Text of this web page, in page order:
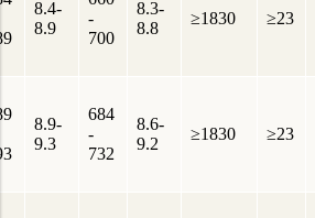
8.4-
8.9
-
700
8.3-
8.8
≥1830 ≥23
8.9-
9.3
684
-
732
8.6-
9.2
≥1830 ≥23